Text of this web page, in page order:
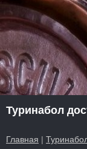
Туринабол
Главная |